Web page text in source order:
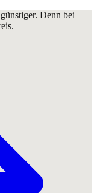
Denn bei